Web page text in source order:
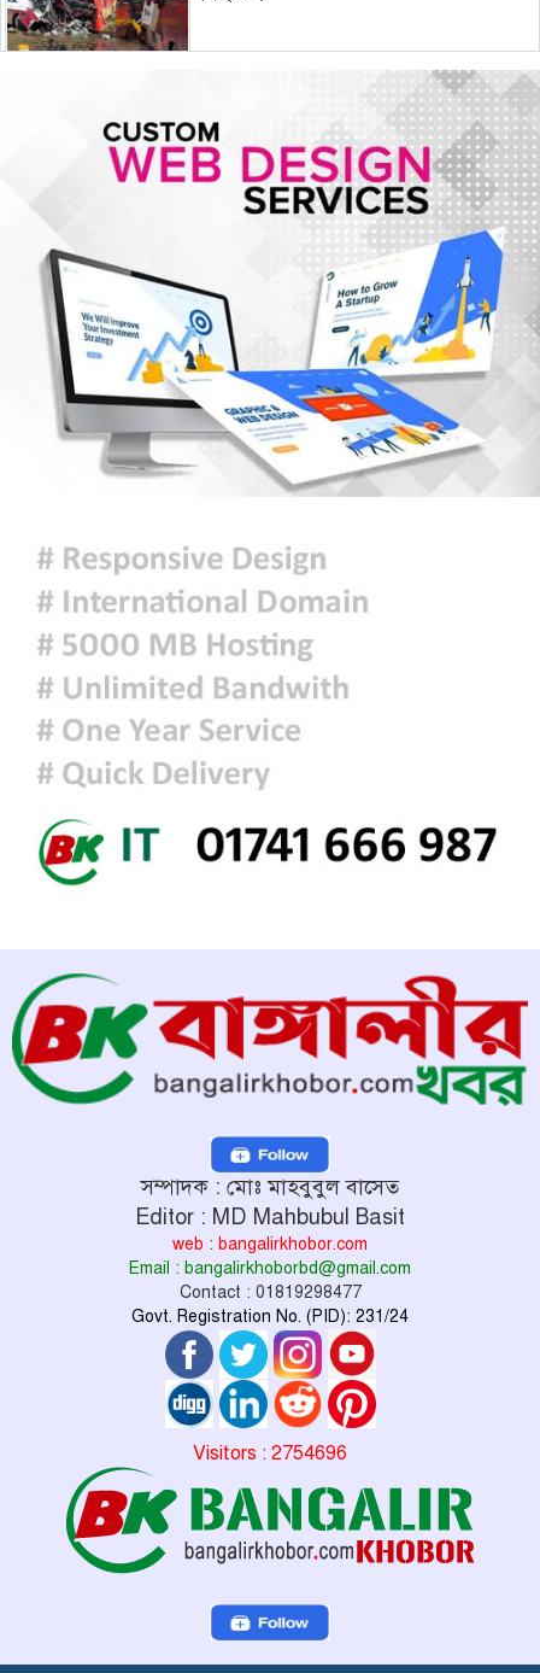
রাষ্ট্রপতি নির্বাচনের তফসিল ঘোষণা:
নির্বাচন ২০ আগস্ট, ভোটার ৩৪৯ জন
স্বায়ত্তশাসিত প্রতিষ্ঠান হচ্ছে বিটিভি-
বাংলাদেশ বেতার
৯ সেপ্টেম্বর থেকে লং মার্চ-রেলযাত্রার
কর্মসূচি, ১৪ নভেম্বরে ঢাকায় মহাসমাবেশ
হরমুজে নতুন নৌপথে ওমানের সঙ্গে
সমঝোতায় ইরান
জরুরি জ্বালানি সরবরাহ নিশ্চিতে ৮ কার্গো
এলএনজি ও ৫ হাজার টন এলপিজি
কেনার নীতিগত অনুমোদন
নদী দূষণ রোধে সমন্বিত পদক্ষেপ গ্রহণে
অবহেলার কোনো সুযোগ নেই : প্রধানমন্ত্রী
সম্পাদক : মোঃ মাহবুবুল বাসেত
Editor : MD Mahbubul Basit
web : bangalirkhobor.com
Email : bangalirkhoborbd@gmail.com
Contact : 01819298477
Govt. Registration No. (PID): 231/24
Visitors : 2754696